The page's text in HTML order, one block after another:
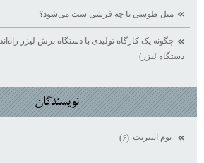
مبل طوسی با چه فرشی ست می‌شود؟
چگونه یک کارگاه تولیدی با دستگاه برش لیزر
دستگاه لیزر)
نويسندگان
بوم اينترنت(۶)